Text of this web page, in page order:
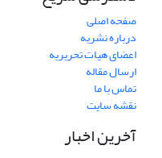
صفحه اصلی
درباره نشریه
اعضای هیات تحریریه
ارسال مقاله
تماس با ما
نقشه سایت
آخرین اخبار